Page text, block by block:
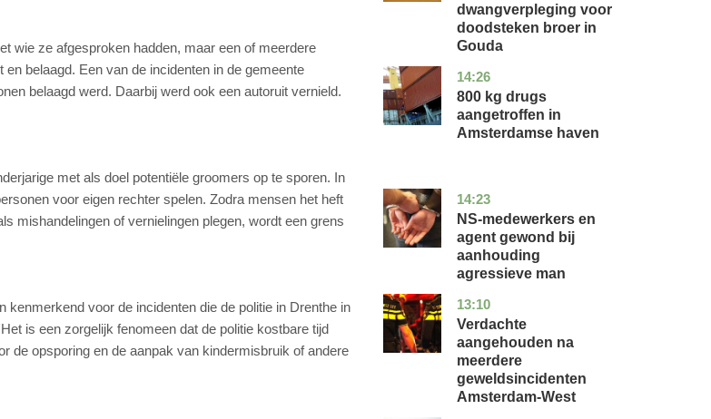
wie ze afgesproken hadden, maar een of meerdere
belaagd. Een van de incidenten in de gemeente
belaagd werd. Daarbij werd ook een autoruit vernield.
met als doel potentiële groomers op te sporen. In
voor eigen rechter spelen. Zodra mensen het heft
mishandelingen of vernielingen plegen, wordt een grens
kenmerkend voor de incidenten die de politie in Drenthe in
is een zorgelijk fenomeen dat de politie kostbare tijd
de opsporing en de aanpak van kindermisbruik of andere
dwangverpleging voor
doodsteken broer in
Gouda
14:26
noord-
holland
nieuws
800 kg drugs
aangetroffen in
Amsterdamse haven
14:23
flevoland
nieuws
NS-medewerkers en
agent gewond bij
aanhouding
agressieve man
13:10
noord-
holland
nieuws
Verdachte
aangehouden na
meerdere
geweldsincidenten
Amsterdam-West